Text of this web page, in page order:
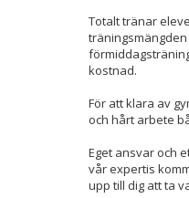
Totalt tränar
kostnad.
För att klara av
och hårt arbete
Eget ansvar och
vår expertis
upp till dig att ta